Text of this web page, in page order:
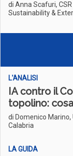
di Anna Scafuri,
Sustainability &
L'ANALISI
IA contro il
topolino:
di Domenico
Calabria
LA GUIDA